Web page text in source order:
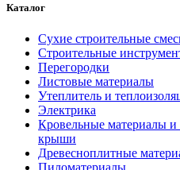
Каталог
Сухие строительные
Строительные
Перегородки
Листовые материалы
Утеплитель и
Электрика
Кровельные материалы и
крыши
Древесноплитные
Пиломатериалы